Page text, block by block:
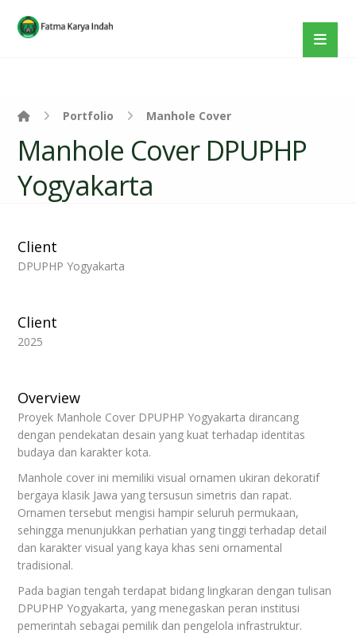
Portfolio Manhole Cover
Manhole Cover DPUPHP
Yogyakarta
Client
DPUPHP Yogyakarta
Client
2025
Overview
Proyek Manhole Cover DPUPHP Yogyakarta dirancang
dengan pendekatan desain yang kuat terhadap identitas
budaya dan karakter kota.
Manhole cover ini memiliki visual ornamen ukiran dekoratif
bergaya klasik Jawa yang tersusun simetris dan rapat.
Ornamen tersebut mengisi hampir seluruh permukaan,
sehingga menunjukkan perhatian yang tinggi terhadap detail
dan karakter visual yang kaya khas seni ornamental
tradisional.
Pada bagian tengah terdapat bidang lingkaran dengan tulisan
DPUPHP Yogyakarta, yang menegaskan peran institusi
pemerintah sebagai pemilik dan pengelola infrastruktur.